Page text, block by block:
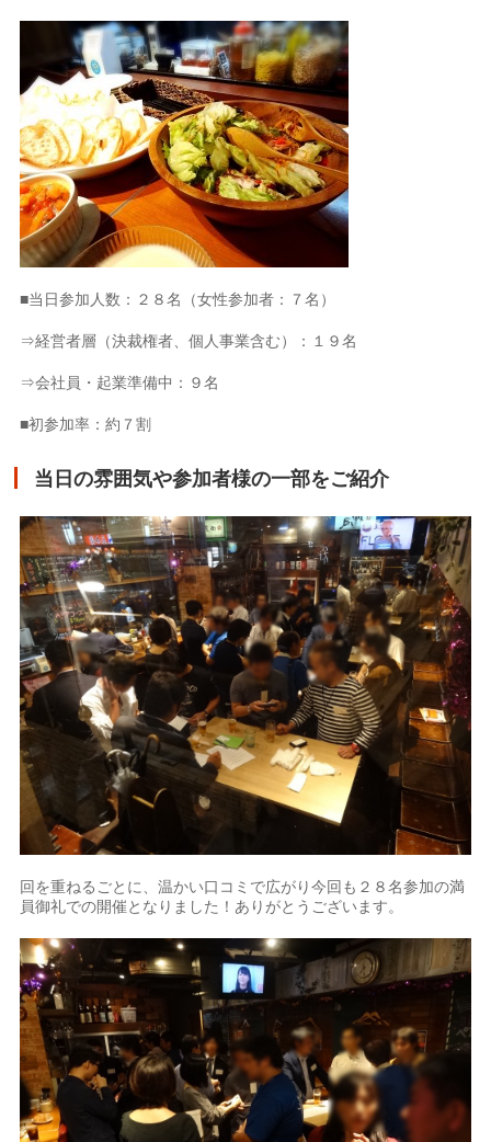
■当日参加人数：２８名（女性参加者：７名）
⇒経営者層（決裁権者、個人事業含む）：１９名
⇒会社員・起業準備中：９名
■初参加率：約７割
当日の雰囲気や参加者様の一部をご紹介
回を重ねるごとに、温かい口コミで広がり今回も２８名参加の満
員御礼での開催となりました！ありがとうございます。